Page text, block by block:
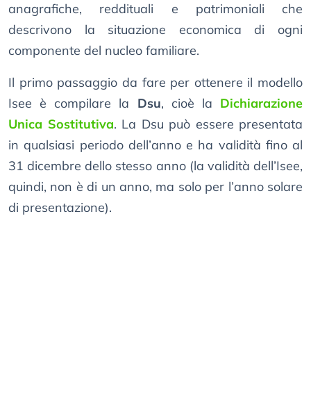
anagrafiche, reddituali e patrimoniali che
descrivono la situazione economica di ogni
componente del nucleo familiare.
Il primo passaggio da fare per ottenere il modello
Isee è compilare la Dsu, cioè la Dichiarazione
Unica Sostitutiva. La Dsu può essere presentata
in qualsiasi periodo dell’anno e ha validità fino al
31 dicembre dello stesso anno (la validità dell’Isee,
quindi, non è di un anno, ma solo per l’anno solare
di presentazione).